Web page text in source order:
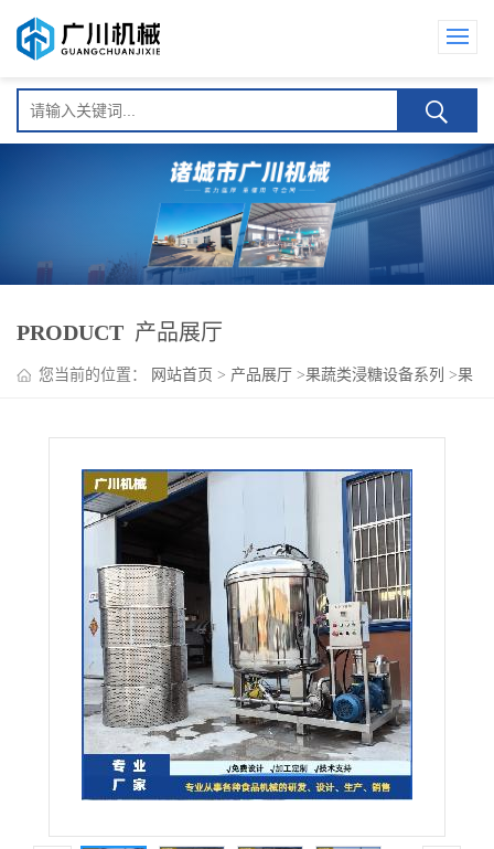
PRODUCT 产品展厅
您当前的位置： 网站首页 > 产品展厅 >果蔬类浸糖设备系列 >果